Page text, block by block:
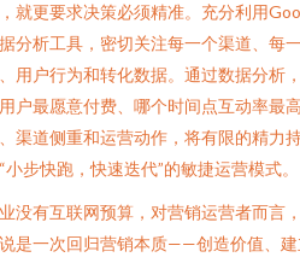
就更要求决策必须精准。充分利用
分析工具，密切关注每一个渠道、每
用户行为和转化数据。通过数据分析
户最愿意付费、哪个时间点互动率最
渠道侧重和运营动作，将有限的精力
小步快跑，快速迭代”的敏捷运营模式。
没有互联网预算，对营销运营者而言
是一次回归营销本质——创造价值、